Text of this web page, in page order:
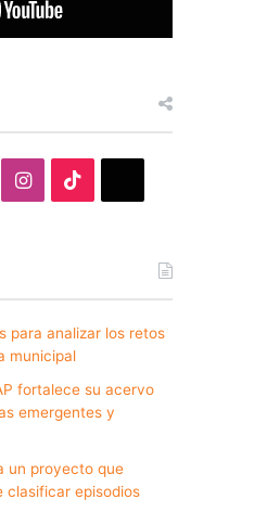
Instagram
para analizar los retos
municipal
fortalece su acervo
emergentes y
un proyecto que
clasificar episodios